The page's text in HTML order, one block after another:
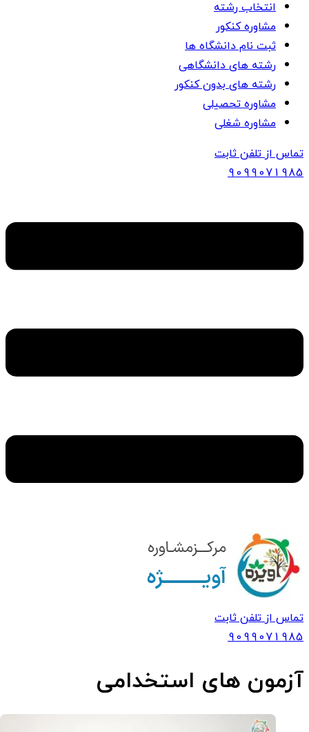
انتخاب رشته
مشاوره کنکور
ثبت نام دانشگاه ها
رشته های دانشگاهی
رشته های بدون کنکور
مشاوره تحصیلی
مشاوره شغلی
تماس از تلفن ثابت
9099071985
تماس از تلفن ثابت
9099071985
آزمون های استخدامی